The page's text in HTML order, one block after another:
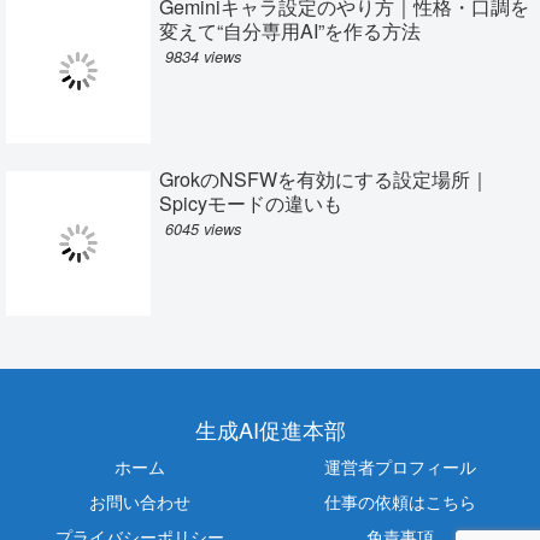
Geminiキャラ設定のやり方｜性格・口調を
変えて“自分専用AI”を作る方法
9834 views
GrokのNSFWを有効にする設定場所｜
Spicyモードの違いも
6045 views
生成AI促進本部
ホーム
運営者プロフィール
お問い合わせ
仕事の依頼はこちら